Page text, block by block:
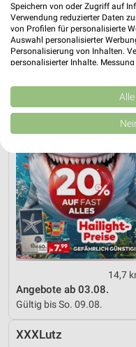
14,7
Super Sale
Gültig bis Sa. 22.08.
porta
14,7
Angebote ab 03.08.
Gültig bis So. 09.08.
XXXLutz
Speichern von oder Zugriff auf
Verwendung reduzierter Daten
von Profilen für personalisierte
Auswahl personalisierter
Personalisierung von Inhalten.
personalisierter Inhalte.
Kombinationen von Daten aus
Verbesserung der Angebote.
von Inhalten.
Daten können außerhalb der
USA gesendet werden.
Website/App.
Partnerliste anzeigen (1
Wir nutzen Ihre Daten für
IAB-Verarbeitungszwecke:
Speichern von oder
auf einem Endgerät
Verwendung reduzierter
Werbeanzeigen
Erstellung von Profilen